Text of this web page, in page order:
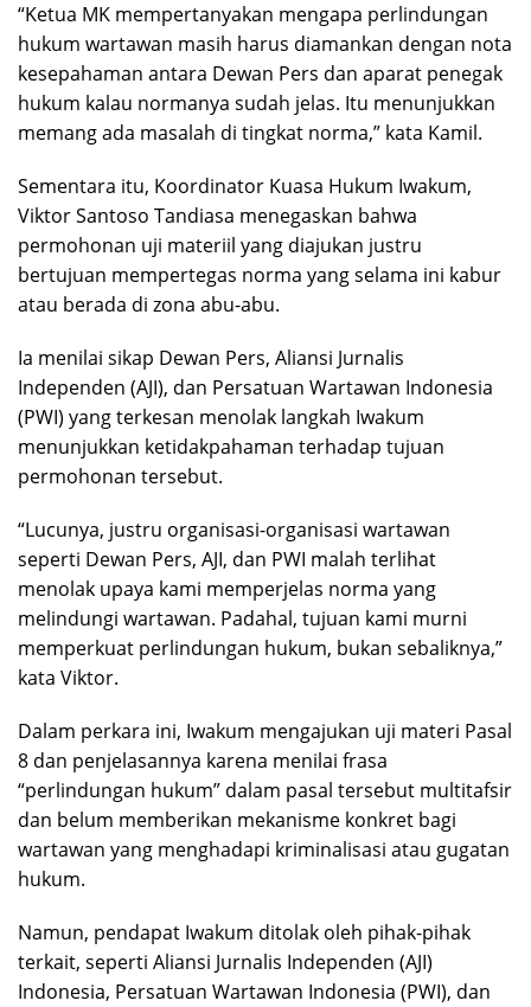
“Ketua MK mempertanyakan mengapa perlindungan
hukum wartawan masih harus diamankan dengan nota
kesepahaman antara Dewan Pers dan aparat penegak
hukum kalau normanya sudah jelas. Itu menunjukkan
memang ada masalah di tingkat norma,” kata Kamil.
Sementara itu, Koordinator Kuasa Hukum Iwakum,
Viktor Santoso Tandiasa menegaskan bahwa
permohonan uji materiil yang diajukan justru
bertujuan mempertegas norma yang selama ini kabur
atau berada di zona abu-abu.
Ia menilai sikap Dewan Pers, Aliansi Jurnalis
Independen (AJI), dan Persatuan Wartawan Indonesia
(PWI) yang terkesan menolak langkah Iwakum
menunjukkan ketidakpahaman terhadap tujuan
permohonan tersebut.
“Lucunya, justru organisasi-organisasi wartawan
seperti Dewan Pers, AJI, dan PWI malah terlihat
menolak upaya kami memperjelas norma yang
melindungi wartawan. Padahal, tujuan kami murni
memperkuat perlindungan hukum, bukan sebaliknya,”
kata Viktor.
Dalam perkara ini, Iwakum mengajukan uji materi Pasal
8 dan penjelasannya karena menilai frasa
“perlindungan hukum” dalam pasal tersebut multitafsir
dan belum memberikan mekanisme konkret bagi
wartawan yang menghadapi kriminalisasi atau gugatan
hukum.
Namun, pendapat Iwakum ditolak oleh pihak-pihak
terkait, seperti Aliansi Jurnalis Independen (AJI)
Indonesia, Persatuan Wartawan Indonesia (PWI), dan